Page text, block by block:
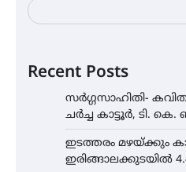
Recent Posts
സർഗ്ഗസാഹിതി-
ചർച്ച കാട്ടൂർ, ടി.
ഇടത്തരം മഴയ്ക്കും
ഇരിങ്ങാലക്കുടയിൽ 4.4